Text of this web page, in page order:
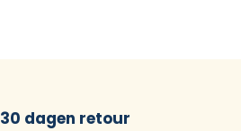
30 dagen retour